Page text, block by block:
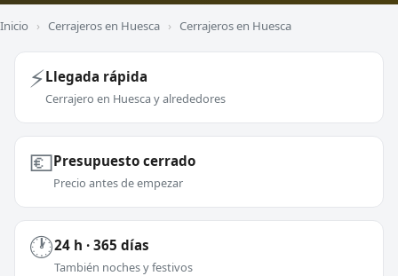
Inicio › Cerrajeros en Huesca › Cerrajeros en Huesca
⚡Llegada rápida
Cerrajero en Huesca y alrededores
💶Presupuesto cerrado
Precio antes de empezar
🕐24 h · 365 días
También noches y festivos